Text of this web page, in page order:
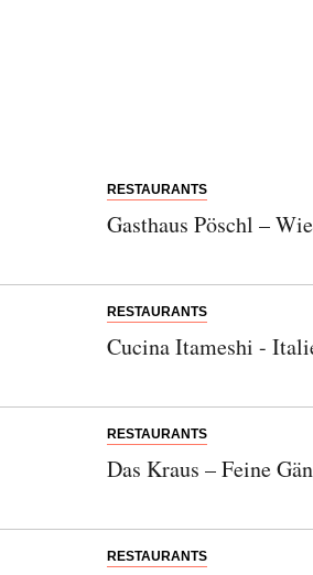
RESTAURANTS
Gasthaus Pöschl –
RESTAURANTS
Cucina Itameshi -
RESTAURANTS
Das Kraus – Feine
RESTAURANTS